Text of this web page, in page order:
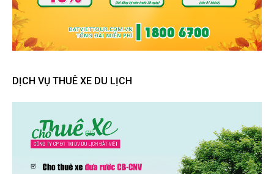
DỊCH VỤ THUÊ XE DU LỊCH